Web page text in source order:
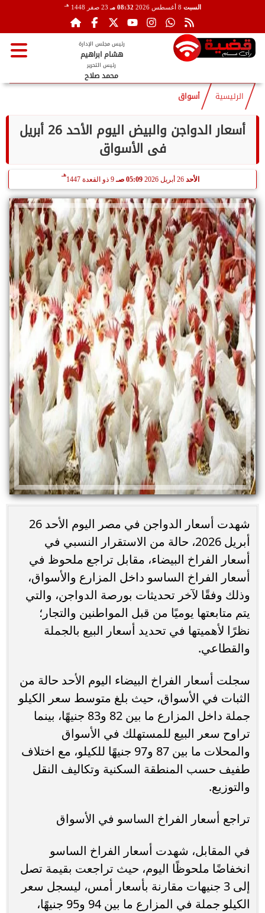
السبت 08:32 مـ 23 صفر 1448 هـ
رئيس مجلس الإدارة
هشام ابراهيم
رئيس التحرير
محمد صلاح
الرئيسية أسواق
أسعار الدواجن والبيض اليوم الأحد 26 أبريل
فى الأسواق
الأحد 26 أبريل 2026 05:09 صـ 9 ذو القعدة 1447
هـ
شهدت أسعار الدواجن في مصر اليوم الأحد 26
أبريل 2026، حالة من الاستقرار النسبي في
أسعار الفراخ البيضاء، مقابل تراجع ملحوظ في
أسعار الفراخ الساسو داخل المزارع والأسواق،
وذلك وفقًا لآخر تحديثات بورصة الدواجن، والتي
يتم متابعتها يوميًا من قبل المواطنين والتجار؛
نظرًا لأهميتها في تحديد أسعار البيع بالجملة
والقطاعي.
سجلت أسعار الفراخ البيضاء اليوم الأحد حالة من
الثبات في الأسواق، حيث بلغ متوسط سعر الكيلو
جملة داخل المزارع ما بين 82 و83 جنيهًا، بينما
تراوح سعر البيع للمستهلك في الأسواق
والمحلات ما بين 87 و97 جنيهًا للكيلو، مع اختلاف
طفيف حسب المنطقة السكنية وتكاليف النقل
والتوزيع.
تراجع أسعار الفراخ الساسو في الأسواق
في المقابل، شهدت أسعار الفراخ الساسو
انخفاضًا ملحوظًا اليوم، حيث تراجعت بقيمة تصل
إلى 3 جنيهات مقارنة بأسعار أمس، ليسجل سعر
الكيلو جملة في المزارع ما بين 94 و95 جنيهًا،